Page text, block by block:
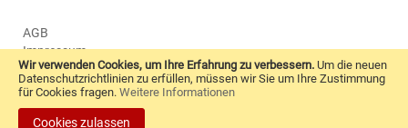
Wir verwenden Cookies, um Ihre Erfahrung zu verbessern. Um die neuen
Datenschutzrichtlinien zu erfüllen, müssen wir Sie um Ihre Zustimmung
für Cookies fragen. Weitere Informationen
Cookies zulassen
AGB
Impressum
Datenschutz
Kontaktformular